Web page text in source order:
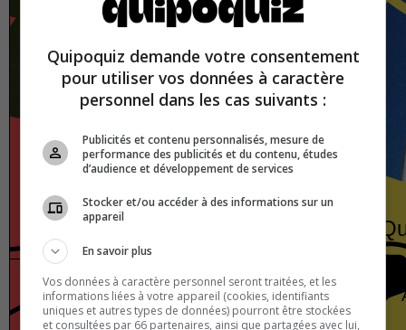
Football
European football True or false
Quipoquiz demande votre consentement
pour utiliser vos données à caractère
personnel dans les cas suivants :
Publicités et contenu personnalisés, mesure de
performance des publicités et du contenu, études
d’audience et développement de services
Stocker et/ou accéder à des informations sur un
appareil
En savoir plus
Vos données à caractère personnel seront traitées, et les
informations liées à votre appareil (cookies, identifiants
uniques et autres types de données) pourront être stockées
et consultées par 66 partenaires, ainsi que partagées avec lui,